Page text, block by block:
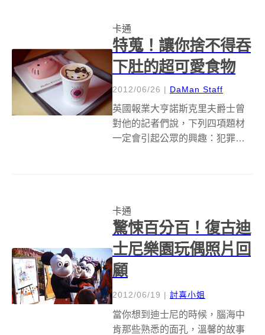
看看...
卡通
特蒐！讓你捨不得吞
下肚的超可愛食物
2012/06/26 | DaMan Staff
英國報業大亨諾斯克里夫爵士曾
對他的記者們說，下列四項題材
一定會引起公眾的興趣：犯罪、
是讓人飽足而已，好像也可以比
色 香味再多一點點...
卡通
驚悚百分百！復古迪
士尼樂園玩偶照片回
顧
2012/06/19 | 討喜小姐
當你想到迪士尼的時候，腦海中
肯那些熟悉的面孔，溫馨的故事